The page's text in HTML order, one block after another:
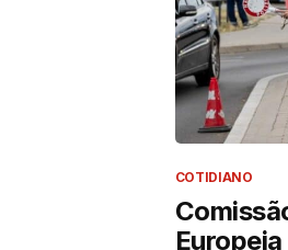
COTIDIANO